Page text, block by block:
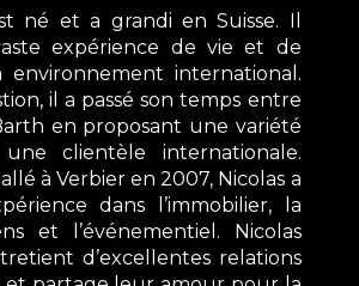
né et a grandi en Suisse. Il
expérience de vie et de
international.
il a passé son temps entre
en proposant une variété
clientèle internationale.
à Verbier en 2007, Nicolas a
dans l’immobilier, la
et l’événementiel. Nicolas
d’excellentes relations